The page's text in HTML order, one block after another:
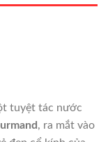
tuyệt tác nước
, ra mắt vào